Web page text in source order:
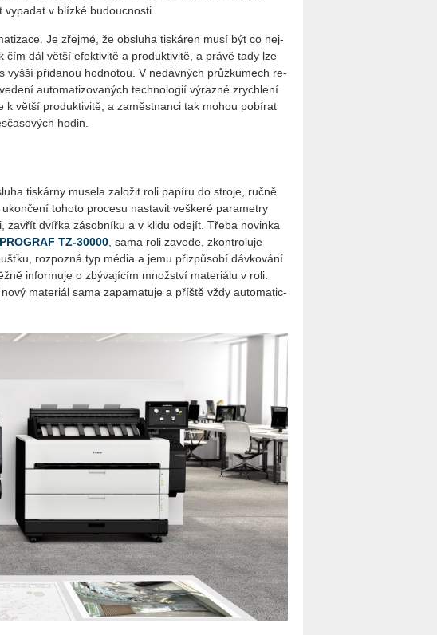
v blíz­ké bu­douc­nos­ti.
Je zřej­mé, že ob­slu­ha tis­ká­ren musí být co nej­
dál větší efek­ti­vi­tě a pro­duk­ti­vi­tě, a právě tady lze
vyšší při­da­nou hod­no­tou. V ne­dáv­ných prů­zku­mech re­
au­to­ma­ti­zo­va­ných tech­no­lo­gií vý­raz­né zrych­le­ní
k větší pro­duk­ti­vi­tě, a za­měst­nan­ci tak mohou po­bí­rat
hodin.
tis­kár­ny mu­se­la za­lo­žit roli pa­pí­ru do stro­je, ručně
to­ho­to pro­ce­su na­sta­vit veš­ke­ré pa­ra­me­t­ry
za­vřít dvíř­ka zá­sob­ní­ku a v klidu ode­jít. Třeba no­vin­ka
TZ-30000 , sama roli za­ve­de, zkon­t­ro­lu­je
roz­po­zná typ média a jemu při­způ­so­bí dáv­ko­vá­ní
in­for­mu­je o zbý­va­jí­cím množ­ství ma­te­ri­á­lu v roli.
ma­te­ri­ál sama za­pa­ma­tu­je a příš­tě vždy au­to­ma­tic­